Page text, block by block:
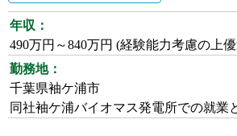
年収：
490万円～840万円 (経験能力考慮の上
勤務地：
千葉県袖ケ浦市
同社袖ケ浦バイオマス発電所での就業